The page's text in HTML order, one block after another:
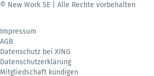
© New Work SE | Alle Rechte vorbehalten
Impressum
AGB
Datenschutz bei XING
Datenschutzerklärung
Mitgliedschaft kündigen